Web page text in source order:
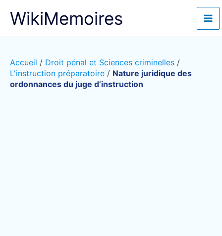
WikiMemoires
Accueil / Droit pénal et Sciences criminelles /
L'instruction préparatoire / Nature juridique des
ordonnances du juge d’instruction